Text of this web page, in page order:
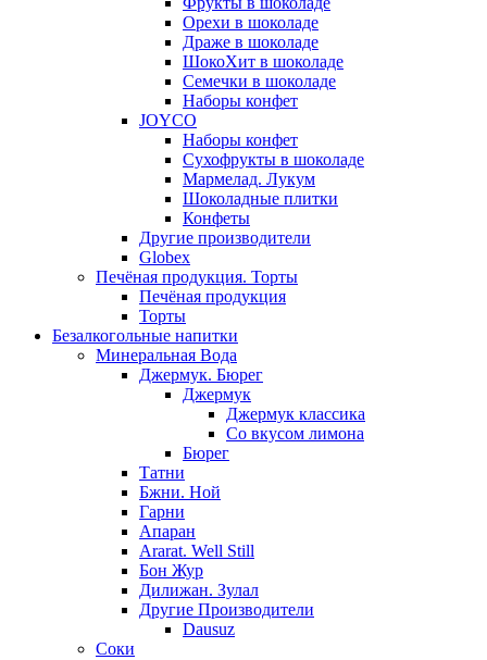
Орехи в шоколаде
Драже в шоколаде
ШокоХит в шоколаде
Семечки в шоколаде
Наборы конфет
JOYCO
Наборы конфет
Сухофрукты в шоколаде
Мармелад. Лукум
Шоколадные плитки
Конфеты
Другие производители
Globex
Печёная продукция. Торты
Печёная продукция
Торты
Безалкогольные напитки
Минеральная Вода
Джермук. Бюрег
Джермук
Джермук классика
Со вкусом лимона
Бюрег
Татни
Бжни. Ной
Гарни
Апаран
Ararat. Well Still
Бон Жур
Дилижан. Зулал
Другие Производители
Dausuz
Соки